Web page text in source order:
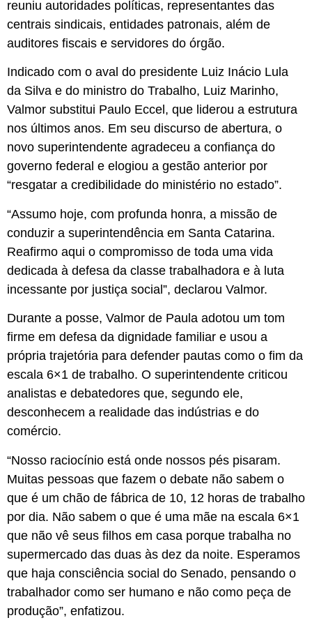
reuniu autoridades políticas, representantes das
centrais sindicais, entidades patronais, além de
auditores fiscais e servidores do órgão.
Indicado com o aval do presidente Luiz Inácio Lula
da Silva e do ministro do Trabalho, Luiz Marinho,
Valmor substitui Paulo Eccel, que liderou a estrutura
nos últimos anos. Em seu discurso de abertura, o
novo superintendente agradeceu a confiança do
governo federal e elogiou a gestão anterior por
“resgatar a credibilidade do ministério no estado”.
“Assumo hoje, com profunda honra, a missão de
conduzir a superintendência em Santa Catarina.
Reafirmo aqui o compromisso de toda uma vida
dedicada à defesa da classe trabalhadora e à luta
incessante por justiça social”, declarou Valmor.
Durante a posse, Valmor de Paula adotou um tom
firme em defesa da dignidade familiar e usou a
própria trajetória para defender pautas como o fim da
escala 6×1 de trabalho. O superintendente criticou
analistas e debatedores que, segundo ele,
desconhecem a realidade das indústrias e do
comércio.
“Nosso raciocínio está onde nossos pés pisaram.
Muitas pessoas que fazem o debate não sabem o
que é um chão de fábrica de 10, 12 horas de trabalho
por dia. Não sabem o que é uma mãe na escala 6×1
que não vê seus filhos em casa porque trabalha no
supermercado das duas às dez da noite. Esperamos
que haja consciência social do Senado, pensando o
trabalhador como ser humano e não como peça de
produção”, enfatizou.